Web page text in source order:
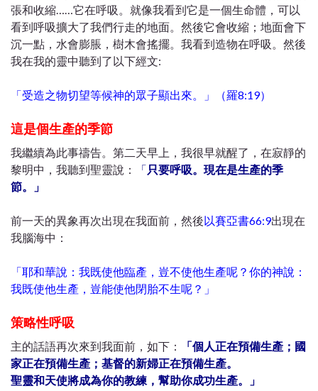
張和收縮……它在呼吸。就像我看到它是一個生命體，可以
看到呼吸擴大了我們行走的地面。然後它會收縮；地面會下
沉一點，水會膨脹，樹木會搖擺。我看到造物在呼吸。然後
我在我的靈中聽到了以下經文:
「受造之物切望等候神的眾子顯出來。」（羅8:19）
這是個生產的季節
我繼續為此事禱告。第二天早上，我很早就醒了，在寂靜的
黎明中，我聽到聖靈說：
「 只要呼吸。現在是生產的季
節。」
前一天的異象再次出現在我面前，然後以賽亞書66:9出現在
我腦海中：
「耶和華說：我既使他臨產，豈不使他生產呢？你的神說：
我既使他生產，豈能使他閉胎不生呢？」
策略性呼吸
主的話語再次來到我面前，如下： 「個人正在預備生產；國
家正在預備生產；基督的新婦正在預備生產。
聖靈和天使將成為你的教練，幫助你成功生產。」